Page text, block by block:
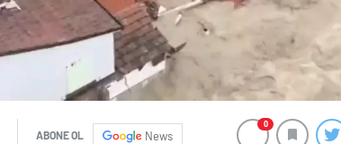
ABONE OL News
0